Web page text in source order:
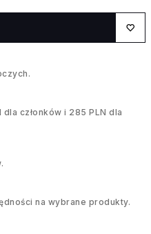
dla członków i 285 PLN dla
na wybrane produkty.